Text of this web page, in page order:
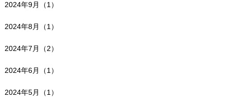
2024年9月（1）
2024年8月（1）
2024年7月（2）
2024年6月（1）
2024年5月（1）